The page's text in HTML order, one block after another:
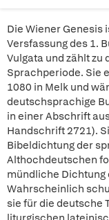
Die Wiener
Versfassung des 1.
Vulgata und zählt
Sprachperiode. Sie
1080 in Melk und
deutschsprachige
in einer Abschrift
Handschrift 2721).
Bibeldichtung der
Althochdeutschen
mündliche Dichtung
Wahrscheinlich
sie für die deutsche